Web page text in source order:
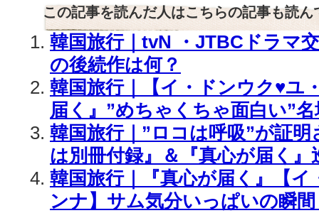
この記事を読んだ人はこちらの記事も読ん
韓国旅行｜tvN ・JTBCドラマ
の後続作は何？
韓国旅行｜【イ・ドンウク♥ユ
届く』”めちゃくちゃ面白い”名
韓国旅行｜”ロコは呼吸”が証
は別冊付録』＆『真心が届く』
韓国旅行｜『真心が届く』【
ンナ】サム気分いっぱいの瞬間